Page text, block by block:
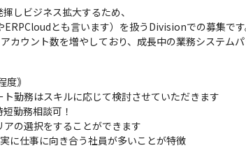
しビジネス拡大するため、
とも言います）を扱うDivisionでの募集です
ウント数を増やしており、成長中の業務システムパ
｠
勤務はスキルに応じて検討させていただきます
勤務相談可！
の選択をすることができます
に仕事に向き合う社員が多いことが特徴